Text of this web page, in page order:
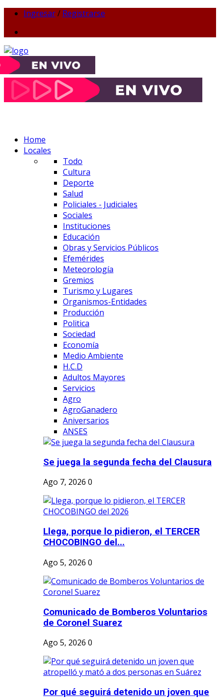
Ingresar/ Registrarse
Home
Locales
Todo
Cultura
Deporte
Salud
Policiales - Judiciales
Sociales
Instituciones
Educación
Obras y Servicios Públicos
Efemérides
Meteorología
Gremios
Turismo y Lugares
Organismos-Entidades
Producción
Politica
Sociedad
Economía
Medio Ambiente
H.C.D
Adultos Mayores
Servicios
Agro
AgroGanadero
Aniversarios
ANSES
Se juega la segunda fecha del Clausura
Ago 7, 2026 0
Llega, porque lo pidieron, el TERCER
CHOCOBINGO del...
Ago 5, 2026 0
Comunicado de Bomberos Voluntarios
de Coronel Suarez
Ago 5, 2026 0
Por qué seguirá detenido un joven que